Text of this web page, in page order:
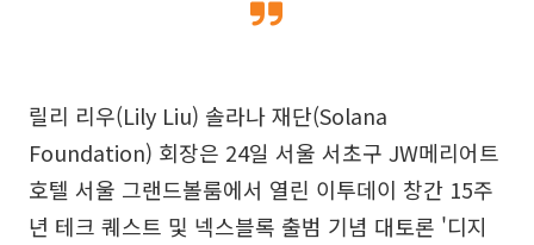
릴리 리우(Lily Liu) 솔라나 재단(Solana
Foundation) 회장은 24일 서울 서초구 JW메리어트
호텔 서울 그랜드볼룸에서 열린 이투데이 창간 15주
년 테크 퀘스트 및 넥스블록 출범 기념 대토론 '디지